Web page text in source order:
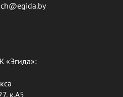
«Эгида»:
к.А5